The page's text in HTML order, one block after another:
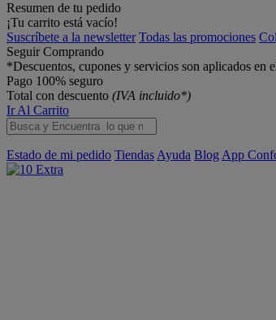
Resumen de tu pedido
¡Tu carrito está vacío!
Suscríbete a la newsletter Todas las promociones
Seguir Comprando
*Descuentos, cupones y servicios son aplicados en
Pago 100% seguro
Total con descuento (IVA incluido*)
Ir Al Carrito
Estado de mi pedido Tiendas Ayuda Blog App